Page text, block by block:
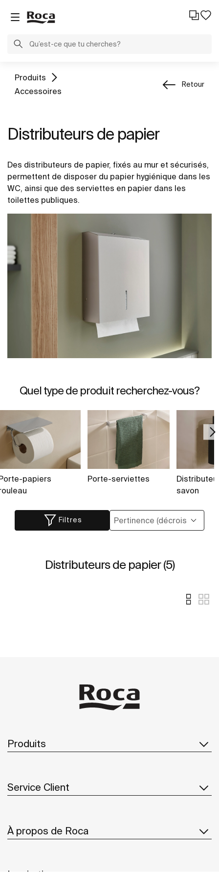
Produits
Accessoires
Retour
Distributeurs de papier
Des distributeurs de papier, fixés au mur et sécurisés,
permettent de disposer du papier hygiénique dans les
WC, ainsi que des serviettes en papier dans les
toilettes publiques.
Quel type de produit recherchez-vous?
papiers
Porte-serviettes
savon
Filtres
Distributeurs de papier (5)
Produits
Service Client
À propos de Roca
Inspiration